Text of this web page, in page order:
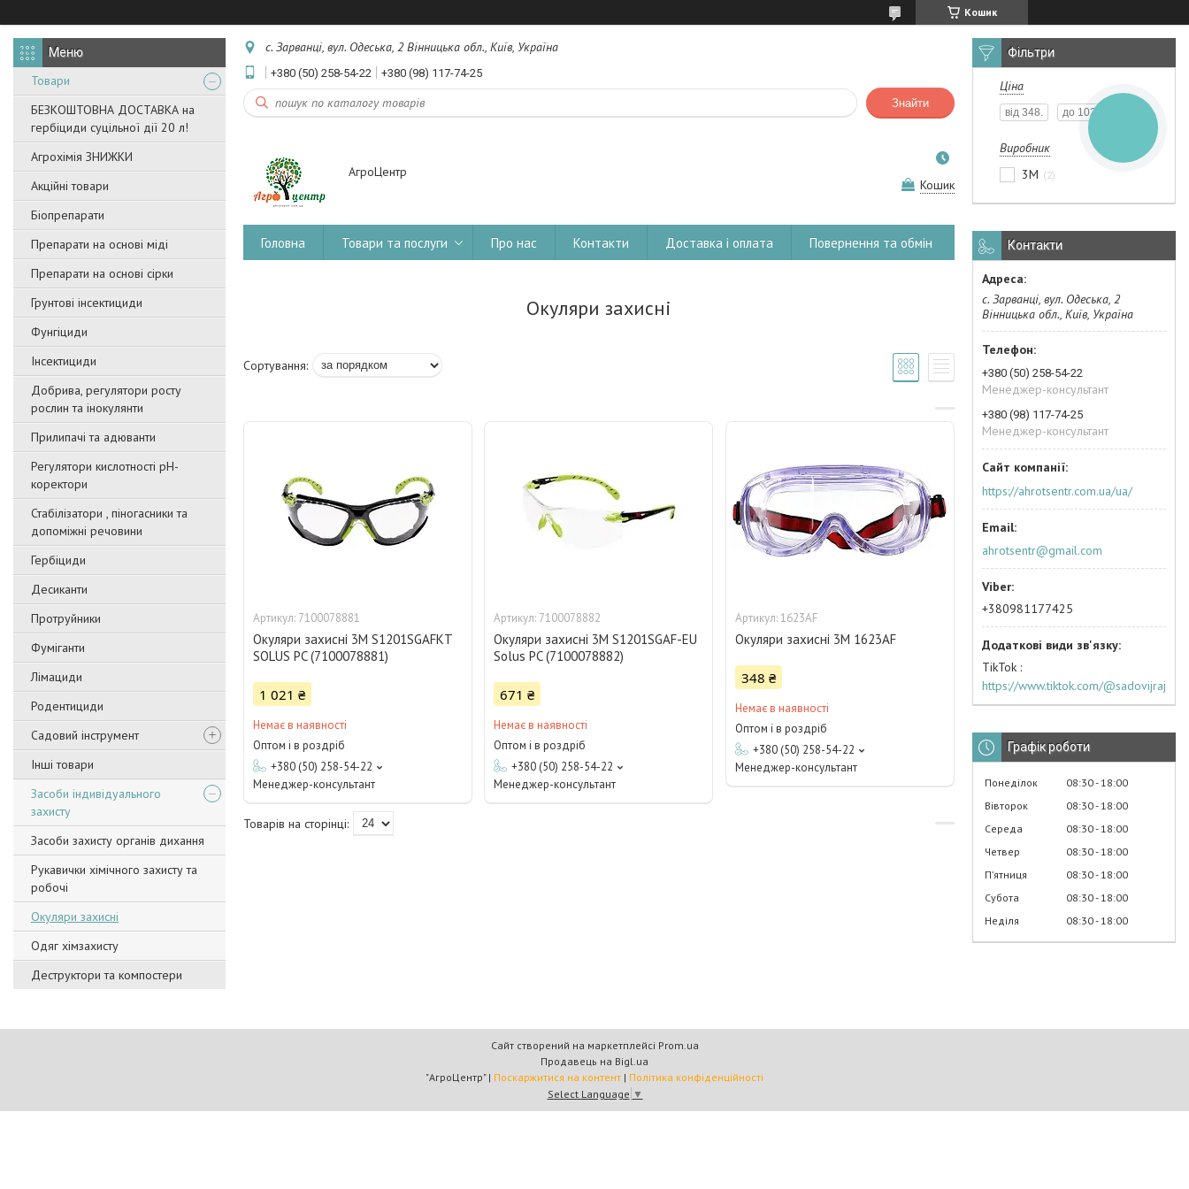
Кошик
Товари
БЕЗКОШТОВНА ДОСТАВКА на
гербіциди суцільної дії 20 л!
Агрохімія ЗНИЖКИ
Акційні товари
Біопрепарати
Препарати на основі міді
Препарати на основі сірки
Грунтові інсектициди
Фунгіциди
Інсектициди
Добрива, регулятори росту
рослин та інокулянти
Прилипачі та адюванти
Регулятори кислотності pН-
коректори
Стабілізатори , піногасники та
допоміжні речовини
Гербіциди
Десиканти
Протруйники
Фуміганти
Лімациди
Родентициди
Садовий інструмент
Інші товари
Засоби індивідуального
захисту
Засоби захисту органів дихання
Рукавички хімічного захисту та
робочі
Окуляри захисні
Одяг хімзахисту
Деструктори та компостери
с. Зарванці, вул. Одеська, 2 Вінницька обл., Київ, Україна
+380 (50) 258-54-22 +380 (98) 117-74-25
Знайти
АгроЦентр
Кошик
Головна Товари та послуги Про нас Контакти Доставка і оплата Повернення та обмін
Окуляри захисні
7100078881
Окуляри захисні 3М S1201SGAFKT
SOLUS PC (7100078881)
1 021 ₴
Немає в наявності
Оптом і в роздріб
+380 (50) 258-54-22
Менеджер-консультант
7100078882
Окуляри захисні 3М S1201SGAF-EU
Solus PC (7100078882)
671 ₴
Немає в наявності
Оптом і в роздріб
+380 (50) 258-54-22
Менеджер-консультант
1623AF
Окуляри захисні 3М 1623AF
348 ₴
Немає в наявності
Оптом і в роздріб
+380 (50) 258-54-22
Менеджер-консультант
Фільтри
Ціна
Виробник
3М
2
Контакти
с. Зарванці, вул. Одеська, 2
Вінницька обл., Київ, Україна
+380 (50) 258-54-22
Менеджер-консультант
+380 (98) 117-74-25
Менеджер-консультант
https://ahrotsentr.com.ua/ua/
ahrotsentr@gmail.com
+380981177425
TikTok
https://www.tiktok.com/@sadovijraj
Графік роботи
Понеділок 08:30 18:00
Вівторок
08:30 18:00
Середа
08:30 18:00
Четвер
08:30 18:00
Пʼятниця
08:30 18:00
Субота
08:30 18:00
Неділя
08:30 18:00
Сайт створений на маркетплейсі Prom.ua
Продавець на Bigl.ua
"АгроЦентр" | Поскаржитися на контент | Політика конфіденційності
Select Language ▼